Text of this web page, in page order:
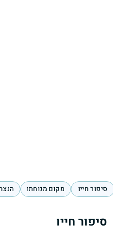
סיפור חייו מקום מנוחתו
סיפור חייו